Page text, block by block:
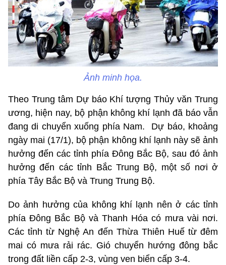
Ảnh minh họa.
Theo Trung tâm Dự báo Khí tượng Thủy văn Trung
ương, hiện nay, bộ phận không khí lạnh đã báo vẫn
đang di chuyển xuống phía Nam. Dự báo, khoảng
ngày mai (17/1), bộ phận không khí lạnh này sẽ ảnh
hưởng đến các tỉnh phía Đông Bắc Bộ, sau đó ảnh
hưởng đến các tỉnh Bắc Trung Bộ, một số nơi ở
phía Tây Bắc Bộ và Trung Trung Bộ.
Do ảnh hưởng của không khí lạnh nên ở các tỉnh
phía Đông Bắc Bộ và Thanh Hóa có mưa vài nơi.
Các tỉnh từ Nghệ An đến Thừa Thiên Huế từ đêm
mai có mưa rải rác. Gió chuyển hướng đông bắc
trong đất liền cấp 2-3, vùng ven biển cấp 3-4.